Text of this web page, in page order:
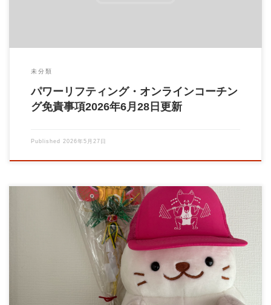
未分類
パワーリフティング・オンラインコーチン
グ免責事項2026年6月28日更新
Published 2026年5月27日
いつもパーソナルトレーニングジムBrainをご利用いただき、誠
にありがとうございます。 この度、パー […]